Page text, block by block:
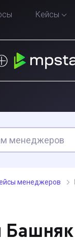
Кейсы
менеджеров
Башняк